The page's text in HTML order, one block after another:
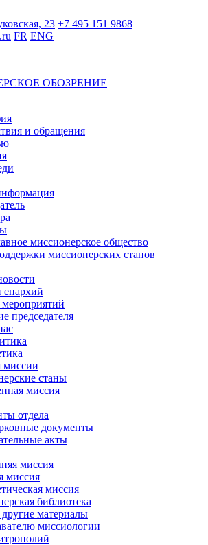
23 +7 495 151 9868
FR ENG
ОБОЗРЕНИЕ
и обращения
миссионерское общество
миссионерских станов
епархий
председателя
миссии
станы
миссия
отдела
документы
акты
миссия
миссия
миссия
библиотека
материалы
миссиологии